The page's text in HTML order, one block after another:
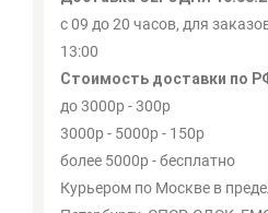
с 09 до 20 часов, для
13:00
Стоимость доставки по
до 3000р - 300р
3000р - 5000р - 150р
более 5000р - бесплатно
Курьером по Москве в